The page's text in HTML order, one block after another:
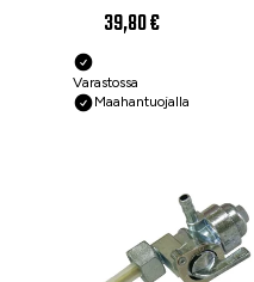
39,80 €
Varastossa
Maahantuojalla